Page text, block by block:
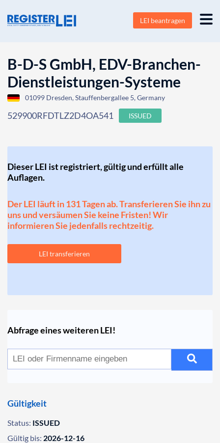
LEI beantragen
B-D-S GmbH, EDV-Branchen-
Dienstleistungen-Systeme
01099 Dresden, Stauffenbergallee 5, Germany
529900RFDTLZ2D4OA541 ISSUED
Dieser LEI ist registriert, gültig und erfüllt alle
Auflagen.
Der LEI läuft in 131 Tagen ab. Transferieren Sie ihn zu
uns und versäumen Sie keine Fristen! Wir
informieren Sie jedenfalls rechtzeitig.
LEI transferieren
Abfrage eines weiteren LEI!
Gültigkeit
Status: ISSUED
Gültig bis: 2026-12-16